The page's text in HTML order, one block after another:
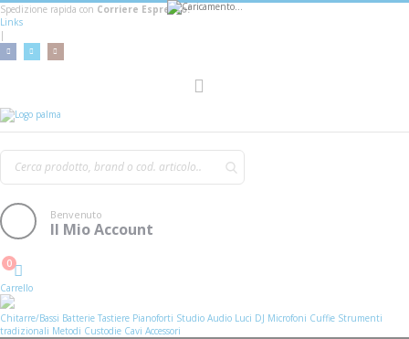
Spedizione rapida con Corriere Espresso!
Links
|
Benvenuto
Il Mio Account
Cart
0
Carrello
Chitarre/Bassi Batterie Tastiere Pianoforti Studio Audio Luci DJ Microfoni Cuffie Strumenti
tradizionali Metodi Custodie Cavi Accessori